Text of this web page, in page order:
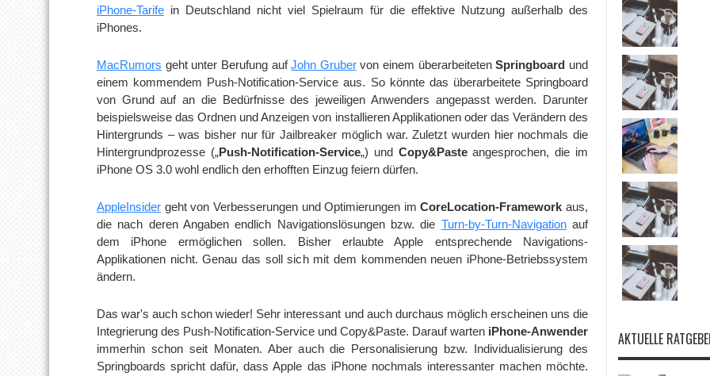
iPhone-Tarife in Deutschland nicht viel Spielraum für die effektive Nutzung außerhalb des
iPhones.
MacRumors geht unter Berufung aufJohn Grubervon einem überarbeitetenSpringboard und
einem kommendem Push-Notification-Service aus. So könnte das überarbeitete Springboard
von Grund auf an die Bedürfnisse des jeweiligen Anwenders angepasst werden. Darunter
beispielsweise das Ordnen und Anzeigen von installieren Applikationen oder das Verändern des
Hintergrunds – was bisher nur für Jailbreaker möglich war. Zuletzt wurden hier nochmals die
Hintergrundprozesse („Push-Notification-Service„) und Copy&Pasteangesprochen, die im
iPhone OS 3.0 wohl endlich den erhofften Einzug feiern dürfen.
AppleInsider geht von Verbesserungen und Optimierungen imCoreLocation-Framework aus,
die nach deren Angaben endlich Navigationslösungen bzw. die Turn-by-Turn-Navigationauf
dem iPhone ermöglichen sollen. Bisher erlaubte Apple entsprechende Navigations-
Applikationen nicht. Genau das soll sich mit dem kommenden neuen iPhone-Betriebssystem
ändern.
Das war's auch schon wieder! Sehr interessant und auch durchaus möglich erscheinen uns die
Integrierung des Push-Notification-Service und Copy&Paste. Darauf warten iPhone-Anwender
immerhin schon seit Monaten. Aber auch die Personalisierung bzw. Individualisierung des
Springboards spricht dafür, dass Apple das iPhone nochmals interessanter machen möchte.
AKTUELLE